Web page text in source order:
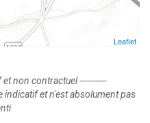
Leaflet
non contractuel ----------
et n'est absolument pas